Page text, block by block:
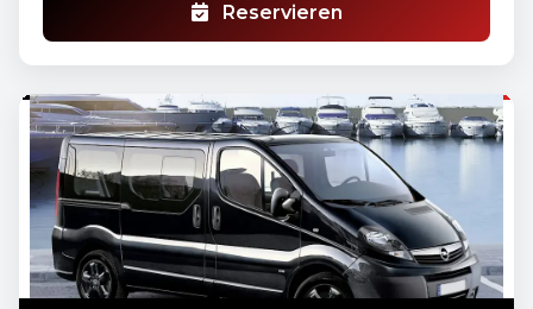
Reservieren